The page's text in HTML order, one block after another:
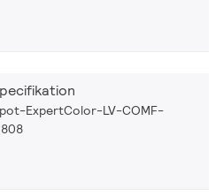
ExpertColor-LV-COMF-